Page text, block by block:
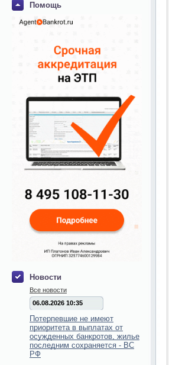
Помощь
Новости
Все новости
06.08.2026 10:35
Потерпевшие не имеют
приоритета в выплатах от
осужденных банкротов, жилье
последним сохраняется - ВС
РФ